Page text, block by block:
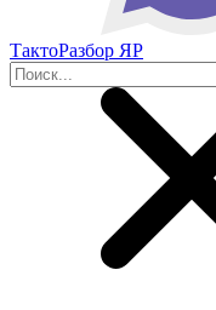
ТактоРазбор ЯР